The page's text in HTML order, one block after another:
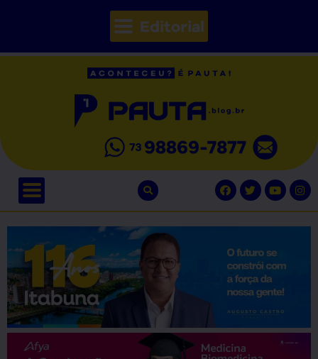
Editorial